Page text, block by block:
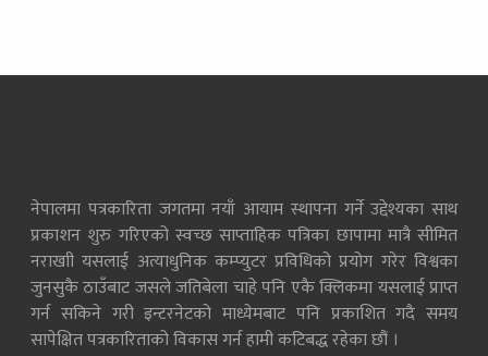
नेपालमा पत्रकारिता जगतमा नयाँ आयाम स्थापना गर्ने उद्देश्यका साथ
प्रकाशन शुरु गरिएको स्वच्छ साप्ताहिक पत्रिका छापामा मात्रै सीमित
नराखाी यसलाई अत्याधुनिक कम्प्युटर प्रविधिको प्रयोग गरेर विश्वका
जुनसुकै ठाउँबाट जसले जतिबेला चाहे पनि एकै क्लिकमा यसलाई प्राप्त
गर्न सकिने गरी इन्टरनेटको माध्येमबाट पनि प्रकाशित गदै समय
सापेक्षित पत्रकारिताको विकास गर्न हामी कटिबद्ध रहेका छौं ।